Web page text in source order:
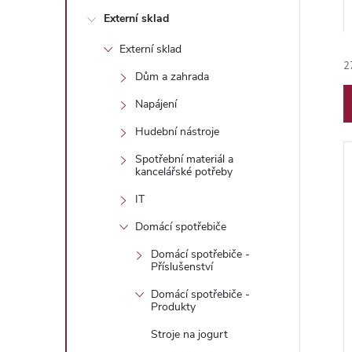
Externí sklad
Externí sklad
Dům a zahrada
Napájení
Hudební nástroje
Spotřební materiál a
kancelářské potřeby
IT
Domácí spotřebiče
Domácí spotřebiče -
Příslušenství
Domácí spotřebiče -
Produkty
Stroje na jogurt
a